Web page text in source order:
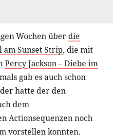
Wochen über die
Sunset Strip, die mit
Percy Jackson – Diebe im
gab es auch schon
hatte der den
dem
Actionsequenzen noch
vorstellen konnten.